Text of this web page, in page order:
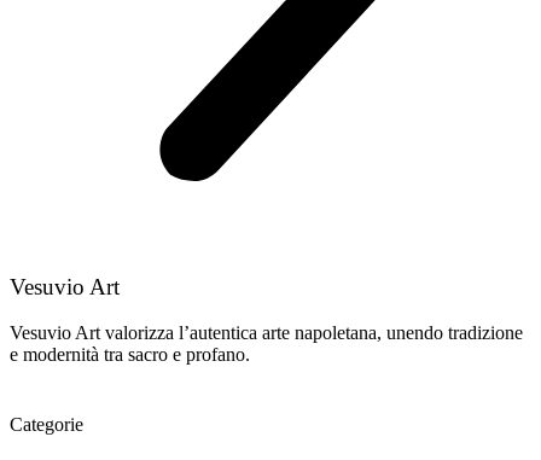
Vesuvio Art
Vesuvio Art valorizza l’autentica arte napoletana, unendo tradizione
e modernità tra sacro e profano.
Categorie